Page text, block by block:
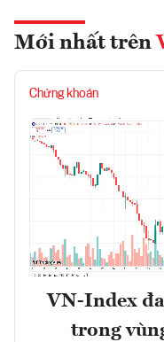
Mới nhất trên
Chứng khoán
VN-Index
trong